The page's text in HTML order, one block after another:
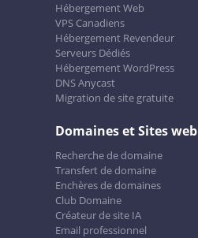
Hébergement Web
VPS Canadiens
Hébergement Revendeur
Serveurs Dédiés
Hébergement WordPress
DNS Anycast
Migration de site gratuite
Domaines et Sites web
Recherche de domaine
Transfert de domaine
Enchères de domaines
Club Domaine
Créateur de site IA
Email professionnel